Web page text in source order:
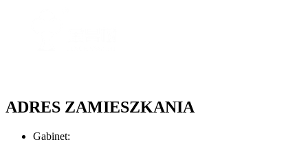
ADRES ZAMIESZKANIA
Gabinet: